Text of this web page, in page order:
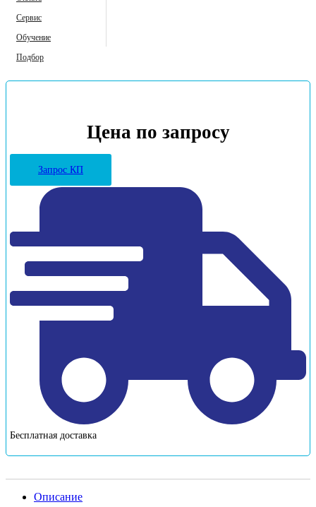
Сервис
Обучение
Подбор
Цена по запросу
Запрос КП
Бесплатная доставка
Описание